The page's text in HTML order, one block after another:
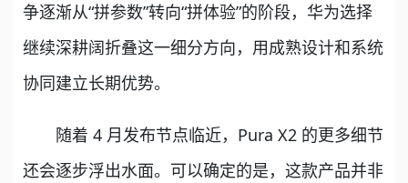
争逐渐从“拼参数”转向“拼体验”的阶段，华为选择
继续深耕阔折叠这一细分方向，用成熟设计和系统
协同建立长期优势。
随着 4 月发布节点临近，Pura X2 的更多细节
还会逐步浮出水面。可以确定的是，这款产品并非